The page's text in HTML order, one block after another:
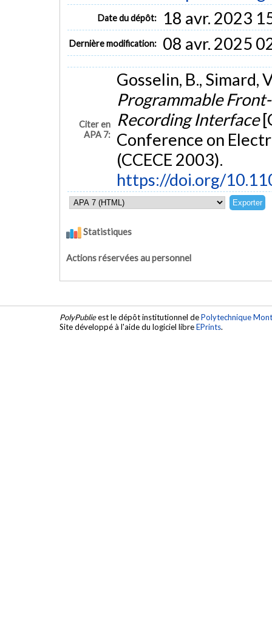
Date du dépôt: 18 avr. 2023
Dernière modification: 08 avr. 2025
Citer en
APA 7:
Gosselin, B., Simard,
Programmable
Recording Interface
Conference on
(CCECE 2003).
https://doi.org/
Statistiques
Actions réservées au personnel
PolyPublieest le dépôt institutionnel dePolytechnique
Site développé à l'aide du logiciel libreEPrints.